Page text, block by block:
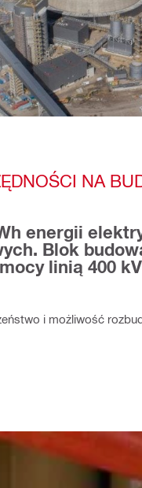
NA
energii
Blok
linią 400
i możliwość